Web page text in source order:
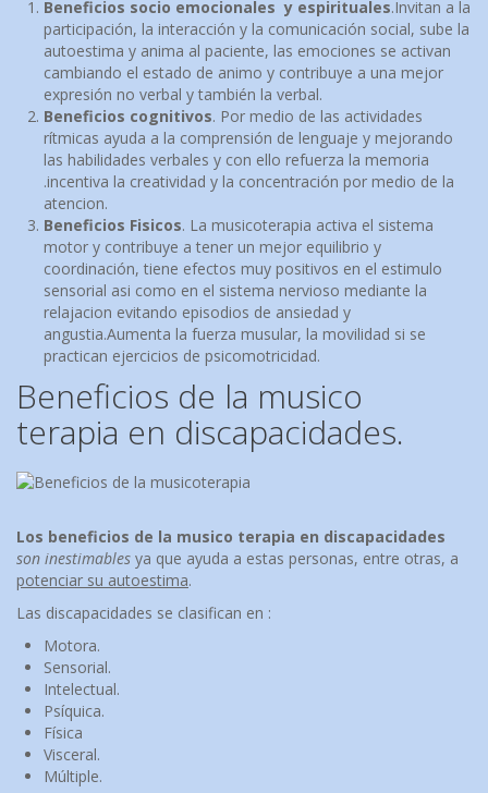
Beneficios socio emocionales y espirituales.Invitan a la
participación, la interacción y la comunicación social, sube la
autoestima y anima al paciente, las emociones se activan
cambiando el estado de animo y contribuye a una mejor
expresión no verbal y también la verbal.
Beneficios cognitivos. Por medio de las actividades
rítmicas ayuda a la comprensión de lenguaje y mejorando
las habilidades verbales y con ello refuerza la memoria
.incentiva la creatividad y la concentración por medio de la
atencion.
Beneficios Fisicos. La musicoterapia activa el sistema
motor y contribuye a tener un mejor equilibrio y
coordinación, tiene efectos muy positivos en el estimulo
sensorial asi como en el sistema nervioso mediante la
relajacion evitando episodios de ansiedad y
angustia.Aumenta la fuerza musular, la movilidad si se
practican ejercicios de psicomotricidad.
Beneficios de la musico
terapia en discapacidades.
Los beneficios de la musico terapia en discapacidades
son inestimables ya que ayuda a estas personas, entre otras, a
potenciar su autoestima.
Las discapacidades se clasifican en :
Motora.
Sensorial.
Intelectual.
Psíquica.
Física
Visceral.
Múltiple.